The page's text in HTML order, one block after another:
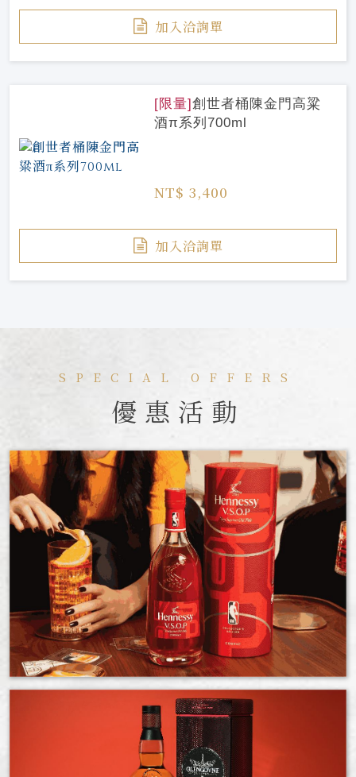
加入洽詢單
[限量]創世者桶陳金門高粱
酒π系列700ml
NT$ 3,400
加入洽詢單
SPECIAL OFFERS
優惠活動